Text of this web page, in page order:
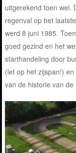
uitgerekend toen wel.
regenval op het
werd 8 juni 1985.
goed gezind en het
starthandeling door
(let op het zijspan!)
van de historie van